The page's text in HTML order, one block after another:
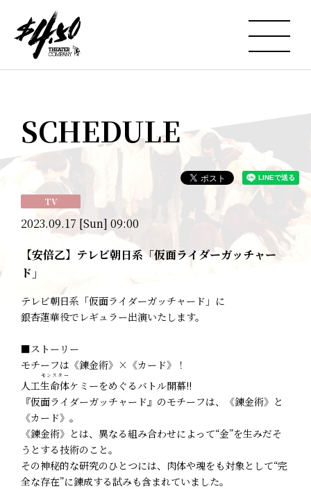
SCHEDULE
2023.09.17 [Sun] 09:00
TV
【安倍乙】テレビ朝日系「仮面ライダーガッチャー
ド」
テレビ朝日系「仮面ライダーガッチャード」に
銀杏蓮華役でレギュラー出演いたします。
■ストーリー
モチーフは《錬金術》×《カード》！
人工生命体
モンスター
ケミーをめぐるバトル開幕!!
『仮面ライダーガッチャード』のモチーフは、《錬金術》と
《カード》。
《錬金術》とは、異なる組み合わせによって“金”を生みだそ
うとする技術のこと。
その神秘的な研究のひとつには、肉体や魂をも対象として“完
全な存在”に錬成する試みも含まれていました。